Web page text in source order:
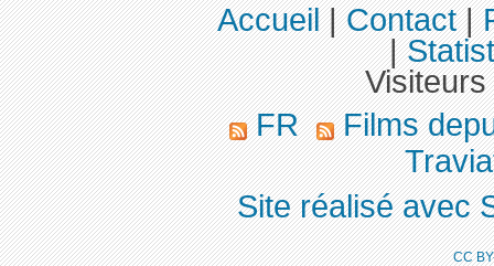
Accueil|Contact|
|
FR
Films
Site réalisé avec
CC